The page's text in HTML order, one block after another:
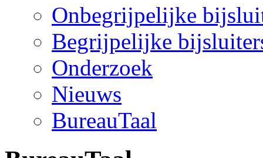
Onbegrijpelijke
Begrijpelijke
Onderzoek
Nieuws
BureauTaal